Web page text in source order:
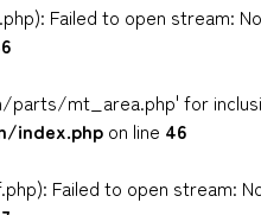
Failed to open stream:
parts/mt_area.php' for
index.php on line 46
Failed to open stream: